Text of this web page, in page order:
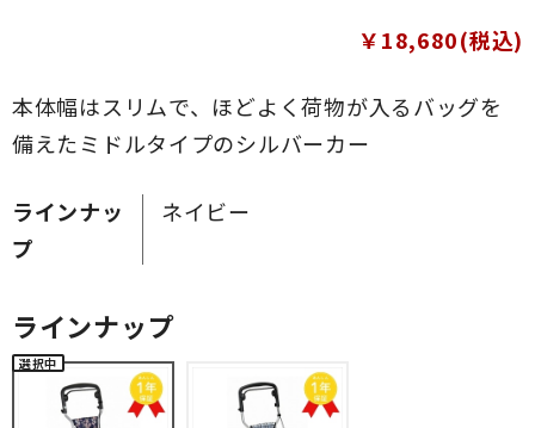
本体幅はスリムで、ほどよく荷物が入るバッグを
備えたミドルタイプのシルバーカー
￥18,680(税込)
ラインナッ
プ
ネイビー
ラインナップ